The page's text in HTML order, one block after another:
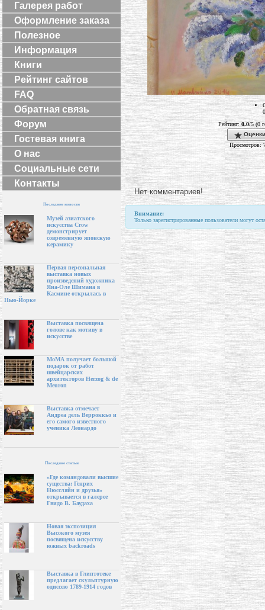
Галерея работ
Оформление заказа
Полезное
Информация
Книги
Рейтинг сайтов
FAQ
Обратная связь
Форум
Гостевая книга
О нас
Социальные сети
Контакты
Последние новости
Музей азиатского
искусства Crow
демонстрирует
современную японскую
керамику
Первая персональная
выставка новых
произведений художника
Яна-Оле Шимана в
Касмине открылась в
Нью-Йорке
Выставка посвящена
голове как мотиву в
искусстве
МоМА получает большой
подарок от работ
швейцарских
архитекторов Herzog & de
Meuron
Выставка отмечает
Андреа дель Верроккьо и
его самого известного
ученика Леонардо
Последние статьи
«Где командовали высшие
существа: Генрих
Нюссляйн и друзья»
открывается в галерее
Гвидо В. Баудаха
Новая экспозиция
Высокого музея
посвящена искусству
южных backroads
Выставка в Глиптотеке
предлагает скульптурную
одиссею 1789-1914 годов
Рейтинг:0.0/5 (0
Просмотров:
Нет комментариев!
Внимание:
Только зарегистрированные пользователи могут